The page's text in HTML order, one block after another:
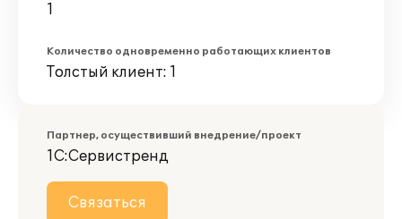
1
Количество одновременно работающих клиентов
Толстый клиент: 1
Партнер, осуществивший внедрение/проект
1С:Сервистренд
Связаться